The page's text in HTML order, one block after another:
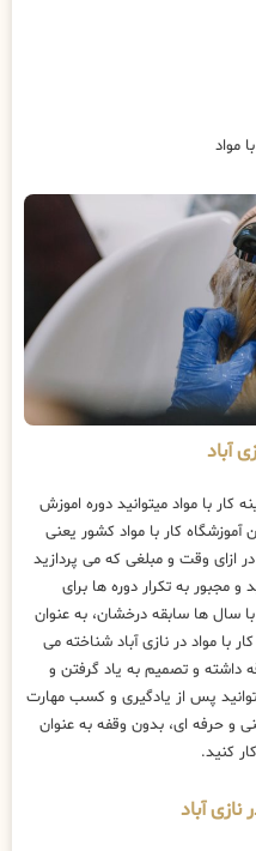
مواد
آباد
با مواد میتوانید دوره اموزش
آموزشگاه کار با مواد کشور یعنی
ازای وقت و مبلغی که می پردازید
مجبور به تکرار دوره ها برای
با سال ها سابقه درخشان، به عنوان
با مواد در نازی آباد شناخته می
داشته و تصمیم به یاد گرفتن و
توانید پس از یادگیری و کسب مهارت
و حرفه ای، بدون وقفه به عنوان
کنید.
نازی آباد